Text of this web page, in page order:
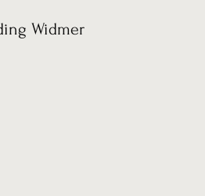
Widmer